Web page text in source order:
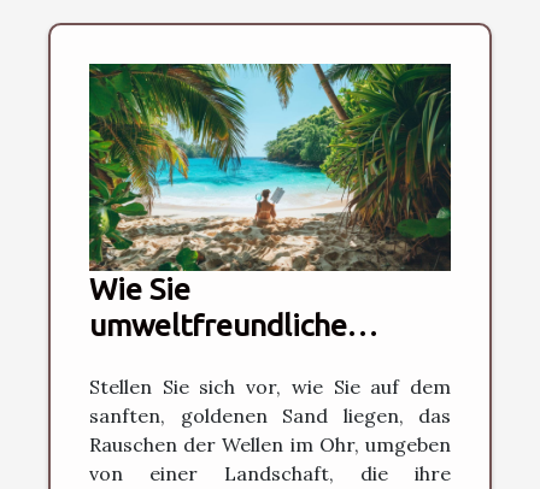
Wie Sie
umweltfreundliche
auswählen
Stellen Sie sich vor, wie Sie auf dem
sanften, goldenen Sand liegen, das
Rauschen der Wellen im Ohr, umgeben
von einer Landschaft, die ihre